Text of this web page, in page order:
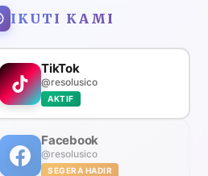
IKUTI KAMI
TikTok
@resolusico
AKTIF
Facebook
@resolusico
SEGERA HADIR